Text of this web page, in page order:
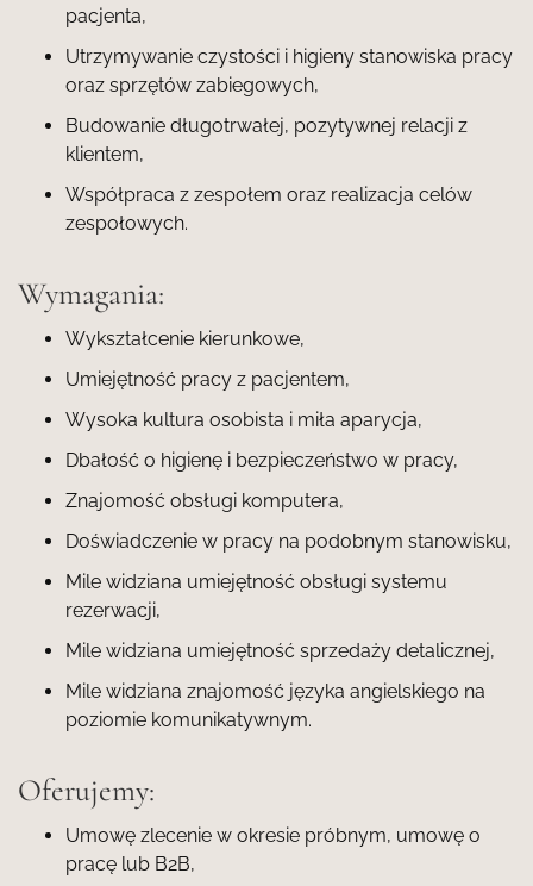
pacjenta,
Utrzymywanie czystości i higieny stanowiska pracy
oraz sprzętów zabiegowych,
Budowanie długotrwałej, pozytywnej relacji z
klientem,
Współpraca z zespołem oraz realizacja celów
zespołowych.
Wymagania:
Wykształcenie kierunkowe,
Umiejętność pracy z pacjentem,
Wysoka kultura osobista i miła aparycja,
Dbałość o higienę i bezpieczeństwo w pracy,
Znajomość obsługi komputera,
Doświadczenie w pracy na podobnym stanowisku,
Mile widziana umiejętność obsługi systemu
rezerwacji,
Mile widziana umiejętność sprzedaży detalicznej,
Mile widziana znajomość języka angielskiego na
poziomie komunikatywnym.
Oferujemy:
Umowę zlecenie w okresie próbnym, umowę o
pracę lub B2B,